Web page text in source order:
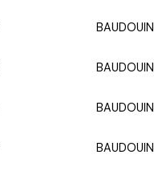
BAUDOUIN
BAUDOUIN
BAUDOUIN
BAUDOUIN